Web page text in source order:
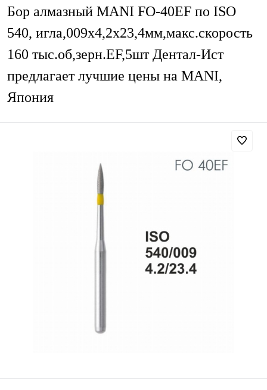
Бор алмазный MANI FO-40EF по ISO
540, игла,009х4,2х23,4мм,макс.скорость
160 тыс.об,зерн.EF,5шт Дентал-Ист
предлагает лучшие цены на MANI,
Япония